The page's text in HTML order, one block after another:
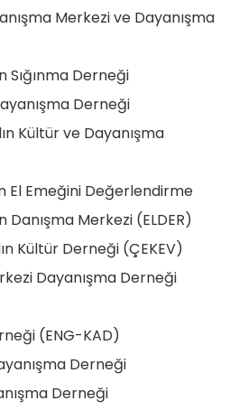
Merkezi ve Dayanışma
Sığınma Derneği
Derneği
Kültür ve Dayanışma
El Emeğini Değerlendirme
Danışma Merkezi (ELDER)
Kültür Derneği (ÇEKEV)
Dayanışma Derneği
(ENG-KAD)
Derneği
Derneği